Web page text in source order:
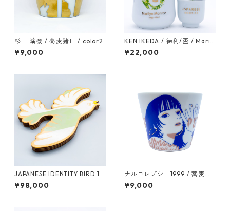
杉田 曠機 / 蕎麦猪口 / color2
¥9,000
KEN IKEDA / 徳利/盃 / Marily
n Monroe GREEN
¥22,000
JAPANESE IDENTITY BIRD 1
¥98,000
ナルコレプシー1999 / 蕎麦猪
口 / color1
¥9,000